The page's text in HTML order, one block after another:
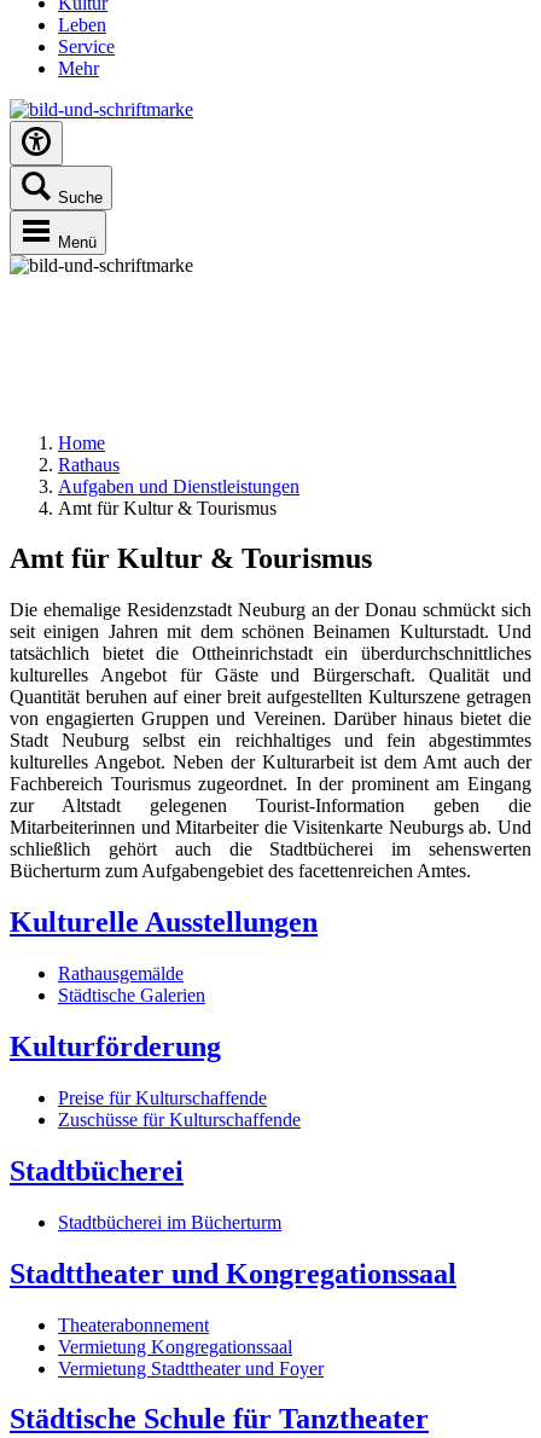
Leben
Service
Mehr
Suche
Menü
Home
Rathaus
Aufgaben und Dienstleistungen
Amt für Kultur & Tourismus
Amt für Kultur & Tourismus
Die ehemalige Residenzstadt Neuburg an der Donau schmückt sich
seit einigen Jahren mit dem schönen Beinamen Kulturstadt. Und
tatsächlich bietet die Ottheinrichstadt ein überdurchschnittliches
kulturelles Angebot für Gäste und Bürgerschaft. Qualität und
Quantität beruhen auf einer breit aufgestellten Kulturszene getragen
von engagierten Gruppen und Vereinen. Darüber hinaus bietet die
Stadt Neuburg selbst ein reichhaltiges und fein abgestimmtes
kulturelles Angebot. Neben der Kulturarbeit ist dem Amt auch der
Fachbereich Tourismus zugeordnet. In der prominent am Eingang
zur Altstadt gelegenen Tourist-Information geben die
Mitarbeiterinnen und Mitarbeiter die Visitenkarte Neuburgs ab. Und
schließlich gehört auch die Stadtbücherei im sehenswerten
Bücherturm zum Aufgabengebiet des facettenreichen Amtes.
Kulturelle Ausstellungen
Rathausgemälde
Städtische Galerien
Kulturförderung
Preise für Kulturschaffende
Zuschüsse für Kulturschaffende
Stadtbücherei
Stadtbücherei im Bücherturm
Stadttheater und Kongregationssaal
Theaterabonnement
Vermietung Kongregationssaal
Vermietung Stadttheater und Foyer
Städtische Schule für Tanztheater